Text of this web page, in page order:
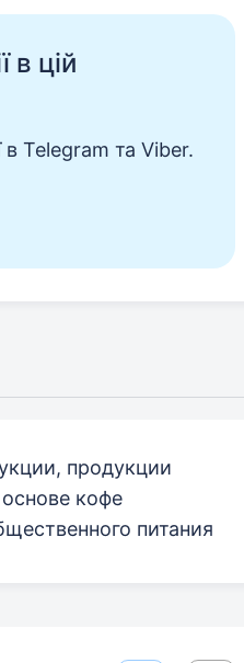
в цій
в Telegram та Viber.
продукции
кофе
питания